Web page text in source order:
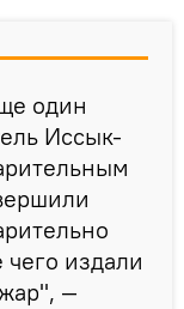
один
Иссык-
издали
—